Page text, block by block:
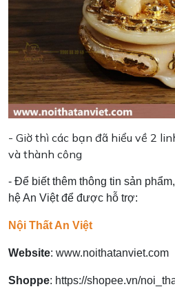
- Giờ thì các bạn đã hiểu về 2
và thành công
- Để biết thêm thông tin sản
hệ An Việt để được hỗ trợ:
Nội Thất An Việt
Website: www.noithatanviet.com
Shoppe: https://shopee.vn/